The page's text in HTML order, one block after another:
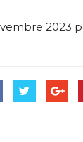
2023